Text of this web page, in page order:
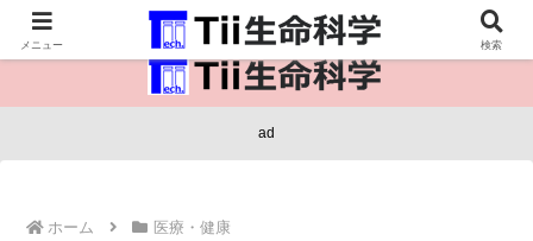
医療保健・生命・生物の情報インフラ。
ad
ホーム 医療・健康
メニュー 検索